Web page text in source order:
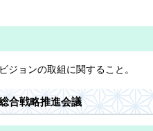
ジョンの取組に関すること。
合戦略推進会議